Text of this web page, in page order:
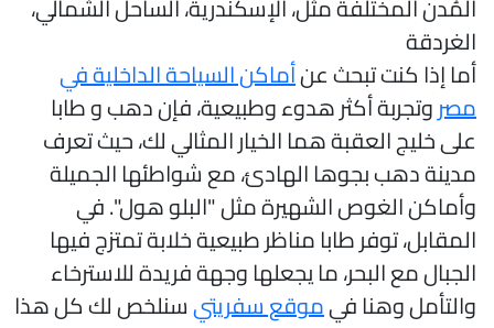
المختلفة مثل، الإسكندرية، الساحل الشمالي،
إذا كنت تبحث عنأماكن السياحة الداخلية في
وتجربة أكثر هدوء وطبيعية، فإن دهب و طابا
خليج العقبة هما الخيار المثالي لك، حيث تعرف
دهب بجوها الهادئ، مع شواطئها الجميلة
الغوص الشهيرة مثل "البلو هول". في
توفر طابا مناظر طبيعية خلابة تمتزج فيها
مع البحر، ما يجعلها وجهة فريدة للاسترخاء
وهنا فيموقع سفريتيسنلخص لك كل هذا